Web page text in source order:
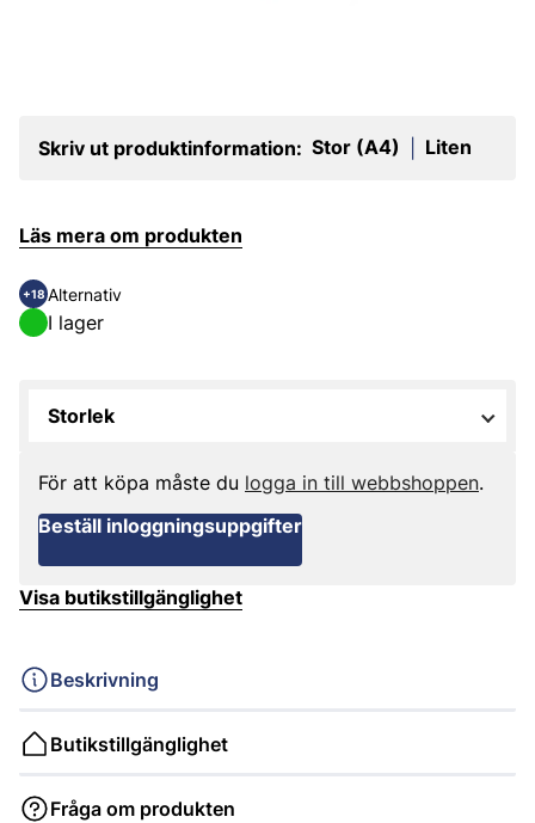
Skriv ut produktinformation: Stor (A4) Liten
Läs mera om produkten
+18 Alternativ
I lager
Storlek
För att köpa måste du logga in till webbshoppen.
Beställ inloggningsuppgifter
Visa butikstillgänglighet
Beskrivning
Butikstillgänglighet
Fråga om produkten